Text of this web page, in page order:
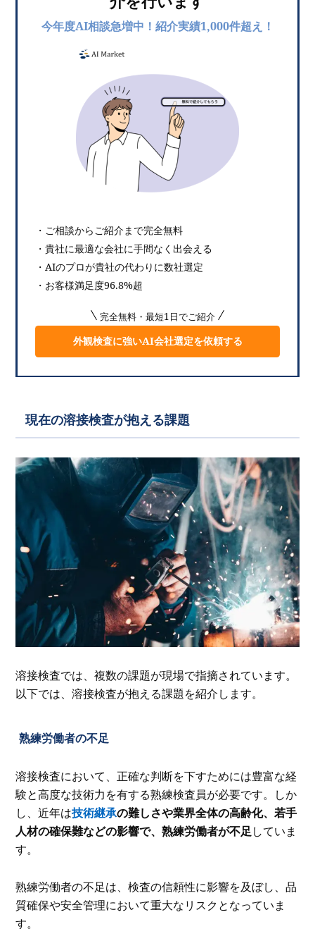
今年度AI相談急増中！紹介実績1,000件超え！
・ご相談からご紹介まで完全無料
・貴社に最適な会社に手間なく出会える
・AIのプロが貴社の代わりに数社選定
・お客様満足度96.8%超
完全無料・最短1日でご紹介
外観検査に強いAI会社選定を依頼する
現在の溶接検査が抱える課題
溶接検査では、複数の課題が現場で指摘されています。
以下では、溶接検査が抱える課題を紹介します。
熟練労働者の不足
溶接検査において、正確な判断を下すためには豊富な経
験と高度な技術力を有する熟練検査員が必要です。しか
し、近年は技術継承の難しさや業界全体の高齢化、若手
人材の確保難などの影響で、熟練労働者が不足していま
す。
熟練労働者の不足は、検査の信頼性に影響を及ぼし、品
質確保や安全管理において重大なリスクとなっていま
す。